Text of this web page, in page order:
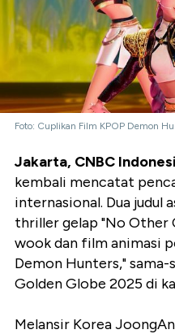
Foto: Cuplikan Film KPOP Demon
Jakarta, CNBC
kembali mencatat
internasional. Dua judul
thriller gelap "No Other
wook dan film animasi
Demon Hunters,"
Golden Globe 2025 di
Melansir Korea